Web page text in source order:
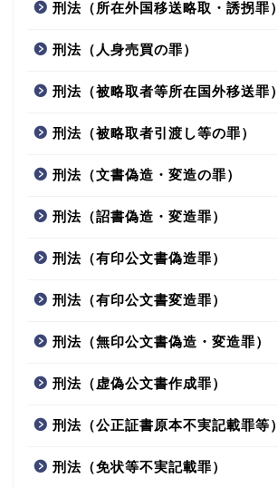
刑法（所在外国移送略取・誘拐罪）
刑法（人身売買の罪）
刑法（被略取者等所在国外移送罪）
刑法（被略取者引渡し等の罪）
刑法（文書偽造・変造の罪）
刑法（詔書偽造・変造罪）
刑法（有印公文書偽造罪）
刑法（有印公文書変造罪）
刑法（無印公文書偽造・変造罪）
刑法（虚偽公文書作成罪）
刑法（公正証書原本不実記載罪等）
刑法（免状等不実記載罪）